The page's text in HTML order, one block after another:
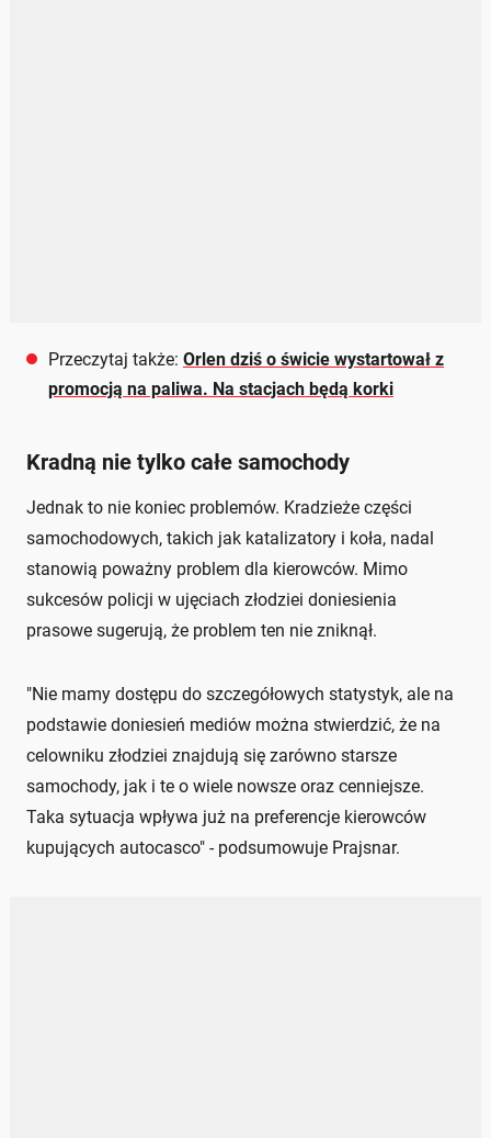
Przeczytaj także: Orlen dziś o świcie wystartował z
promocją na paliwa. Na stacjach będą korki
Kradną nie tylko całe samochody
Jednak to nie koniec problemów. Kradzieże części
samochodowych, takich jak katalizatory i koła, nadal
stanowią poważny problem dla kierowców. Mimo
sukcesów policji w ujęciach złodziei doniesienia
prasowe sugerują, że problem ten nie zniknął.
"Nie mamy dostępu do szczegółowych statystyk, ale na
podstawie doniesień mediów można stwierdzić, że na
celowniku złodziei znajdują się zarówno starsze
samochody, jak i te o wiele nowsze oraz cenniejsze.
Taka sytuacja wpływa już na preferencje kierowców
kupujących autocasco" - podsumowuje Prajsnar.